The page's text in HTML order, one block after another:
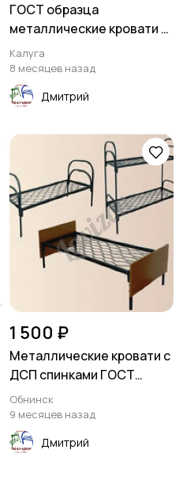
ГОСТ образца
металлические кровати в
санатории
Калуга
8 месяцев назад
Дмитрий
1 500 ₽
Металлические кровати с
ДСП спинками ГОСТ
образца
Обнинск
9 месяцев назад
Дмитрий